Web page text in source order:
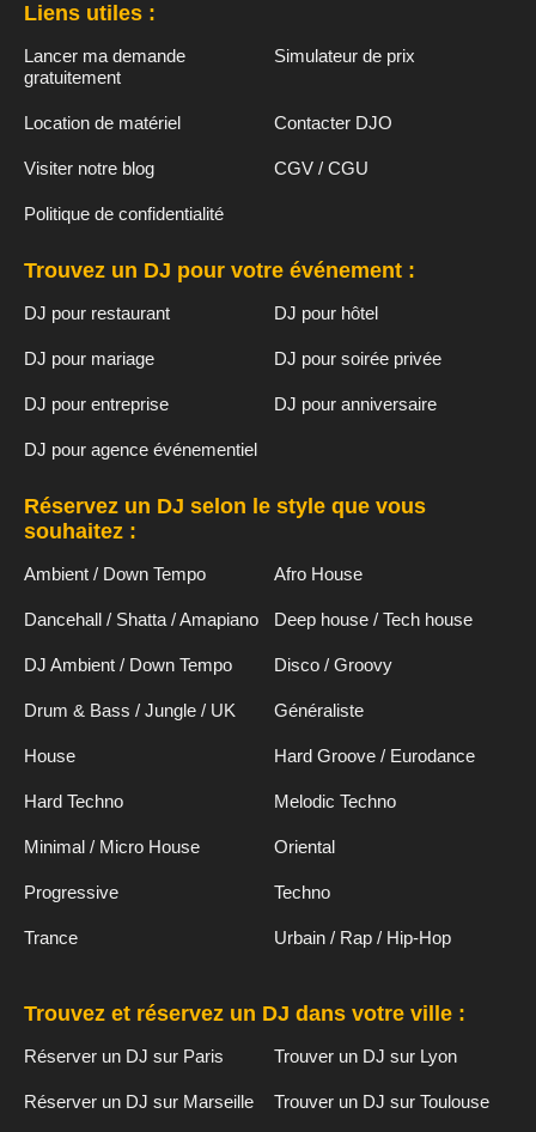
Liens utiles :
Lancer ma demande
gratuitement
Simulateur de prix
Location de matériel Contacter DJO
Visiter notre blog CGV / CGU
Politique de confidentialité
Trouvez un DJ pour votre événement :
DJ pour restaurant DJ pour hôtel
DJ pour mariage DJ pour soirée privée
DJ pour entreprise DJ pour anniversaire
DJ pour agence événementiel
Réservez un DJ selon le style que vous
souhaitez :
Ambient / Down Tempo Afro House
Dancehall / Shatta / Amapiano Deep house / Tech house
DJ Ambient / Down Tempo Disco / Groovy
Drum & Bass / Jungle / UK Généraliste
House Hard Groove / Eurodance
Hard Techno Melodic Techno
Minimal / Micro House Oriental
Progressive Techno
Trance Urbain / Rap / Hip-Hop
Trouvez et réservez un DJ dans votre ville :
Réserver un DJ sur Paris Trouver un DJ sur Lyon
Réserver un DJ sur Marseille Trouver un DJ sur Toulouse